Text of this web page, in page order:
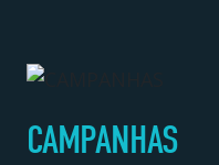
CAMPANHAS